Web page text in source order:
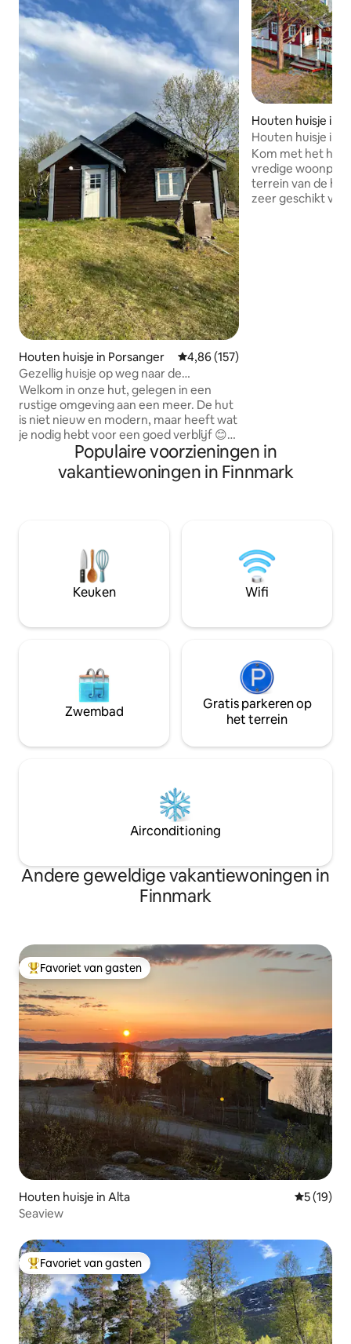
Houten huisje in Porsanger Gemiddelde beoordeling van
4,86 (157)
Gezellig huisje op weg naar de
Noordkaap
Welkom in onze hut, gelegen in een
rustige omgeving aan een meer. De hut
is niet nieuw en modern, maar heeft wat
je nodig hebt voor een goed verblijf 😊
Het gebied heeft het hele jaar door
gevarieerde mogelijkheden voor
wandelen, buitenactiviteiten en
kunnen gebruikmaken van de
slaapkamer of van een verplaatsbaar
vloermatras dat op het stapelbed ligt.
Het houten huisje heeft een
water voor 3 - 4 personen.
Houten huisje in
Houten huisje in
Kom met het
vredige
terrein van de hut.
zeer geschikt
Populaire voorzieningen in
vakantiewoningen in Finnmark
Keuken Wifi
Zwembad
Gratis parkeren op
het terrein
Airconditioning
Andere geweldige vakantiewoningen in
Finnmark
Topfavoriet van gasten
Favoriet van gasten
Houten huisje in Alta
5 (19)
Seaview
Topfavoriet van gasten
Favoriet van gasten